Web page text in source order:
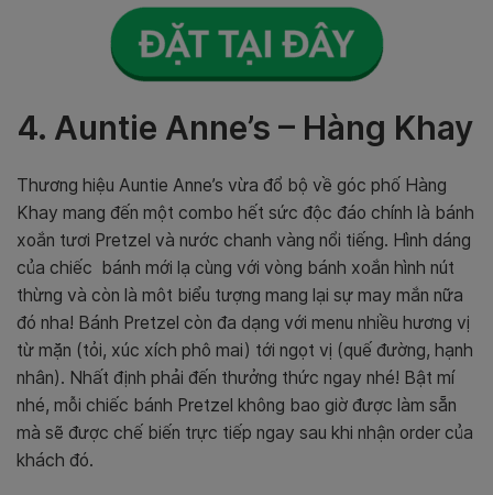
4. Auntie Anne’s – Hàng Khay
Thương hiệu Auntie Anne’s vừa đổ bộ về góc phố Hàng
Khay mang đến một combo hết sức độc đáo chính là bánh
xoắn tươi Pretzel và nước chanh vàng nổi tiếng. Hình dáng
của chiếc bánh mới lạ cùng với vòng bánh xoắn hình nút
thừng và còn là môt biểu tượng mang lại sự may mắn nữa
đó nha! Bánh Pretzel còn đa dạng với menu nhiều hương vị
từ mặn (tỏi, xúc xích phô mai) tới ngọt vị (quế đường, hạnh
nhân). Nhất định phải đến thưởng thức ngay nhé! Bật mí
nhé, mỗi chiếc bánh Pretzel không bao giờ được làm sẵn
mà sẽ được chế biến trực tiếp ngay sau khi nhận order của
khách đó.